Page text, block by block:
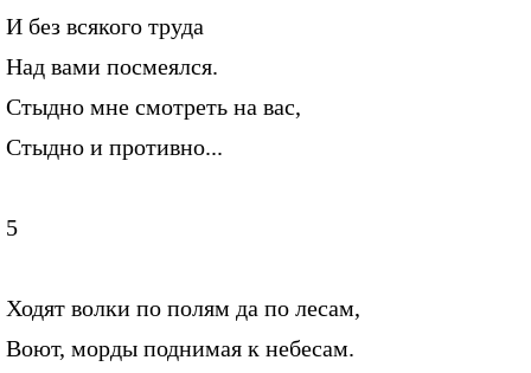
И без всякого труда
Над вами посмеялся.
Стыдно мне смотреть на вас,
Стыдно и противно...
5
Ходят волки по полям да по лесам,
Воют, морды поднимая к небесам.